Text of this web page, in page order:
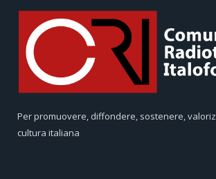
Per promuovere, diffondere, sostenere,
cultura italiana